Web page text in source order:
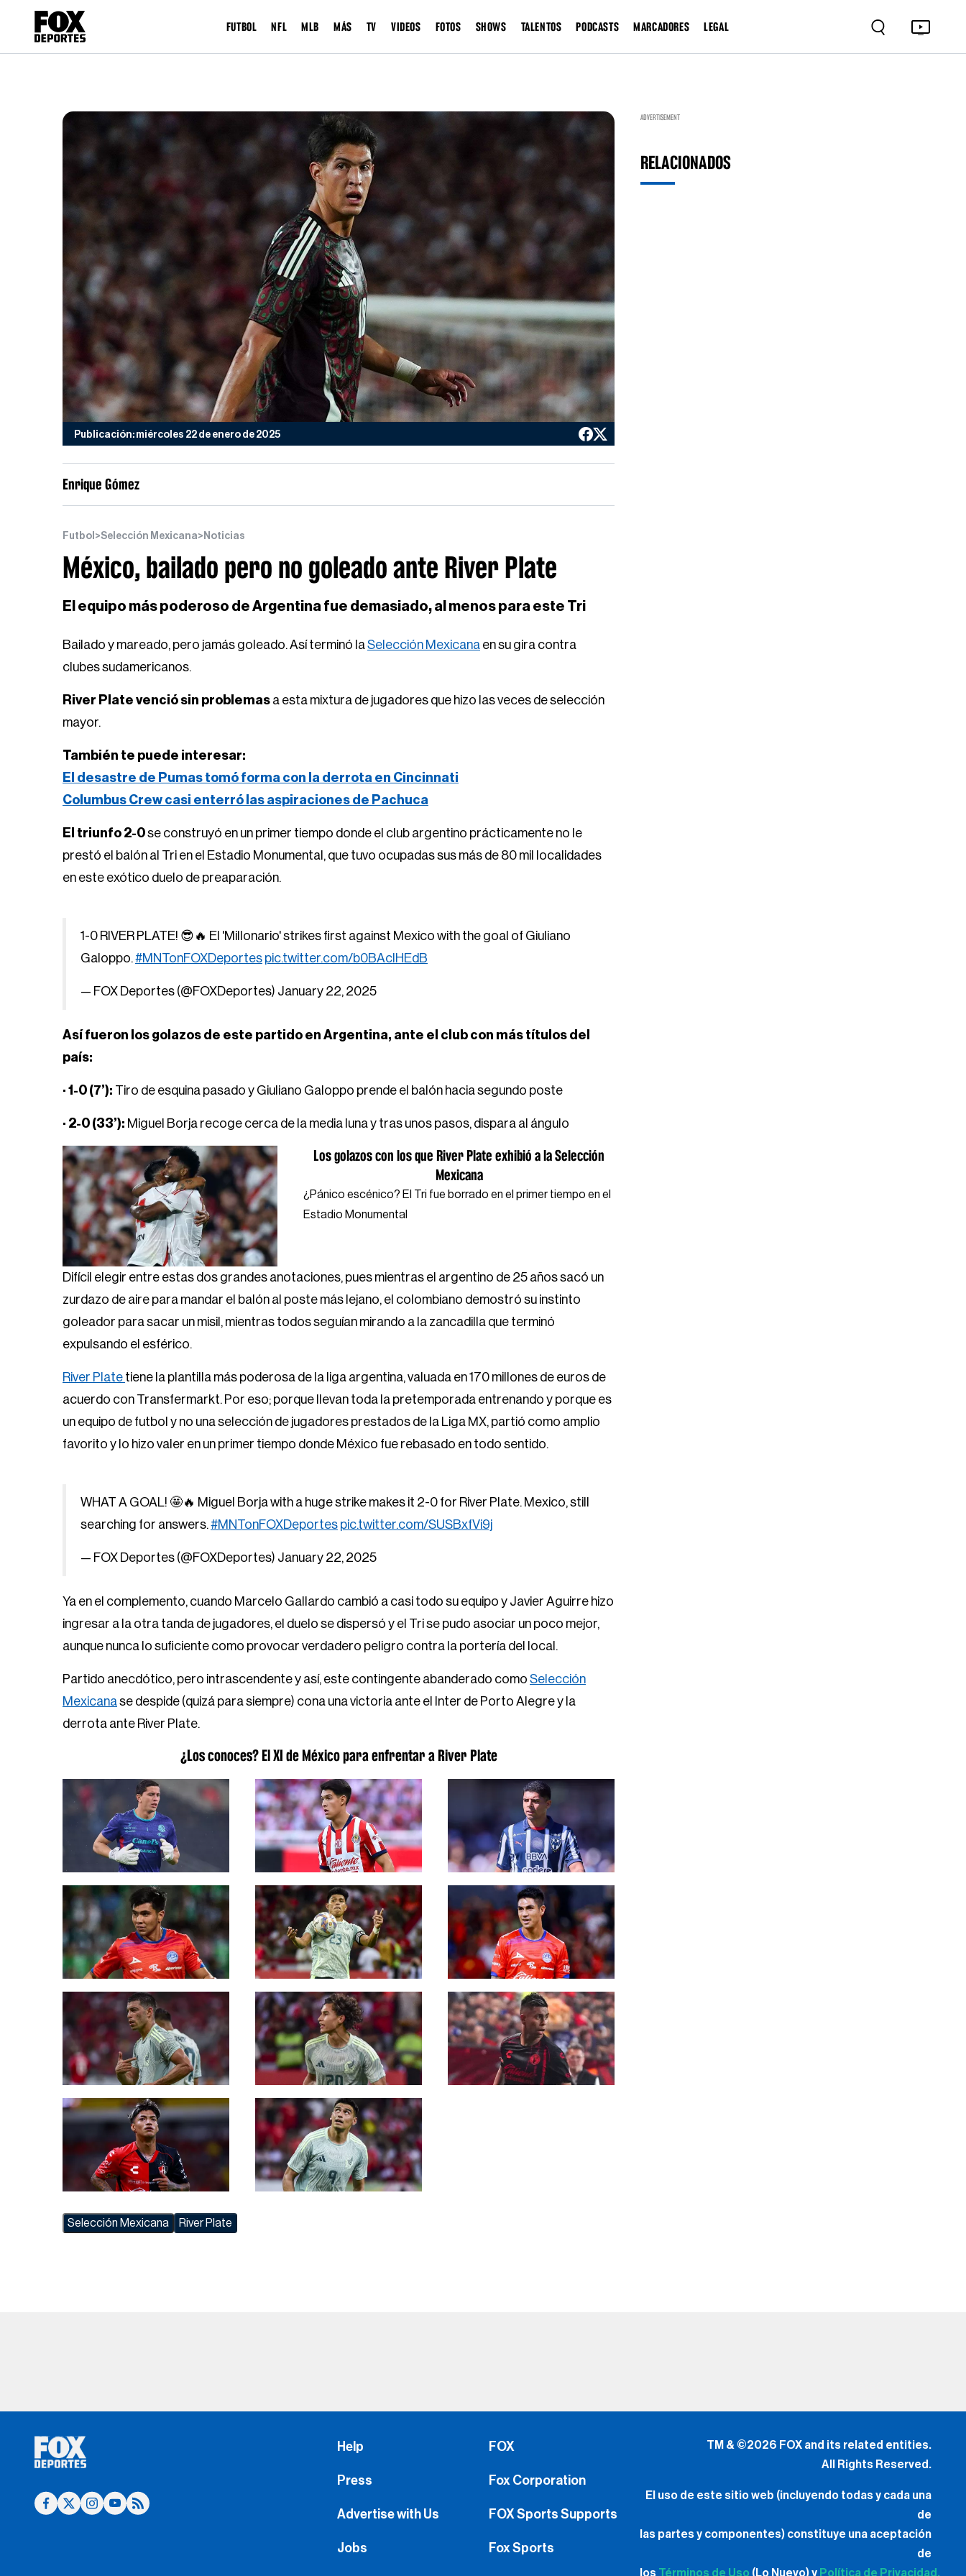
FUTBOL NFL MLB MÁS TV VIDEOS FOTOS SHOWS TALENTOS PODCASTS MARCADORES LEGAL
Publicación: miércoles 22 de enero de 2025
Enrique Gómez
Futbol >Selección Mexicana> Noticias
México, bailado pero no goleado ante River Plate
El equipo más poderoso de Argentina fue demasiado, al menos para este Tri
Bailado y mareado, pero jamás goleado. Así terminó laSelección Mexicana en su gira contra
clubes sudamericanos.
River Plate venció sin problemas a esta mixtura de jugadores que hizo las veces de selección
mayor.
También te puede interesar:
El desastre de Pumas tomó forma con la derrota en Cincinnati
Columbus Crew casi enterró las aspiraciones de Pachuca
El triunfo 2-0se construyó en un primer tiempo donde el club argentino prácticamente no le
prestó el balón al Tri en el Estadio Monumental, que tuvo ocupadas sus más de 80 mil localidades
en este exótico duelo de preaparación.
1-0 RIVER PLATE! 😎🔥 El 'Millonario' strikes first against Mexico with the goal of Giuliano
Galoppo.#MNTonFOXDeportes pic.twitter.com/b0BAcIHEdB
— FOX Deportes (@FOXDeportes) January 22, 2025
Así fueron los golazos de este partido en Argentina, ante el club con más títulos del
país:
· 1-0 (7’): Tiro de esquina pasado y Giuliano Galoppo prende el balón hacia segundo poste
· 2-0 (33’): Miguel Borja recoge cerca de la media luna y tras unos pasos, dispara al ángulo
Los golazos con los que River Plate exhibió a la Selección
Mexicana
¿Pánico escénico? El Tri fue borrado en el primer tiempo en el
Estadio Monumental
Difícil elegir entre estas dos grandes anotaciones, pues mientras el argentino de 25 años sacó un
zurdazo de aire para mandar el balón al poste más lejano, el colombiano demostró su instinto
goleador para sacar un misil, mientras todos seguían mirando a la zancadilla que terminó
expulsando el esférico.
River Plate tiene la plantilla más poderosa de la liga argentina, valuada en 170 millones de euros de
acuerdo con Transfermarkt. Por eso; porque llevan toda la pretemporada entrenando y porque es
un equipo de futbol y no una selección de jugadores prestados de la Liga MX, partió como amplio
favorito y lo hizo valer en un primer tiempo donde México fue rebasado en todo sentido.
WHAT A GOAL! 🤩🔥 Miguel Borja with a huge strike makes it 2-0 for River Plate. Mexico, still
searching for answers.#MNTonFOXDeportes pic.twitter.com/SUSBxfVi9j
— FOX Deportes (@FOXDeportes) January 22, 2025
Ya en el complemento, cuando Marcelo Gallardo cambió a casi todo su equipo y Javier Aguirre hizo
ingresar a la otra tanda de jugadores, el duelo se dispersó y el Tri se pudo asociar un poco mejor,
aunque nunca lo suficiente como provocar verdadero peligro contra la portería del local.
Partido anecdótico, pero intrascendente y así, este contingente abanderado como Selección
Mexicanase despide (quizá para siempre) cona una victoria ante el Inter de Porto Alegre y la
derrota ante River Plate.
¿Los conoces? El XI de México para enfrentar a River Plate
Selección Mexicana River Plate
ADVERTISEMENT
RELACIONADOS
Help
Press
Advertise with Us
Jobs
FOX
Fox Corporation
FOX Sports Supports
Fox Sports
TM & ©2026 FOX and its related entities.
All Rights Reserved.
El uso de este sitio web (incluyendo todas y cada una
de
las partes y componentes) constituye una aceptación
de
los Términos de Uso (Lo Nuevo) y Política de Privacidad.